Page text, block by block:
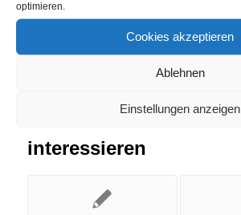
optimieren.
Cookies akzeptieren
Ablehnen
Einstellungen anzeigen
interessieren